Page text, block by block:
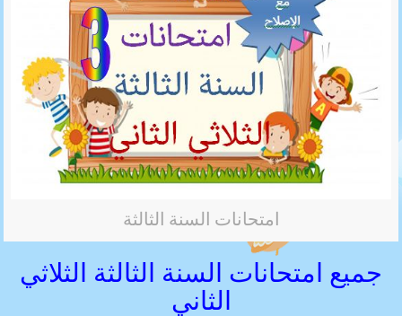
امتحانات السنة الثالثة
جميع امتحانات السنة الثالثة الثلاثي
الثاني